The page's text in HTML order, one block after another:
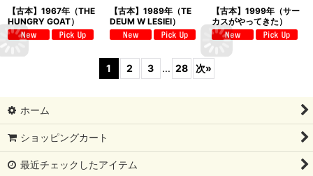
【古本】1967年（THE
HUNGRY GOAT）
【古本】1989年（TE
DEUM W LESIEI）
【古本】1999年（サー
カスがやってきた）
1 2 3 ... 28 次»
ホーム
ショッピングカート
最近チェックしたアイテム